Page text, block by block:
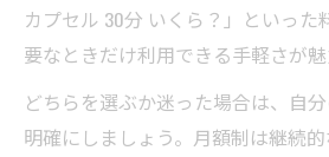
カプセル 30分 いくら？」といった
要なときだけ利用できる手軽さが魅
どちらを選ぶか迷った場合は、自
明確にしましょう。月額制は継続